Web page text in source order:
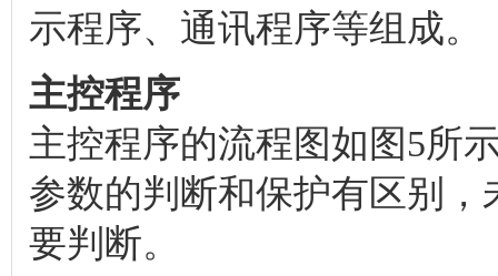
示程序、通讯程序等组成。
主控程序
主控程序的流程图如图5所
参数的判断和保护有区别
要判断。